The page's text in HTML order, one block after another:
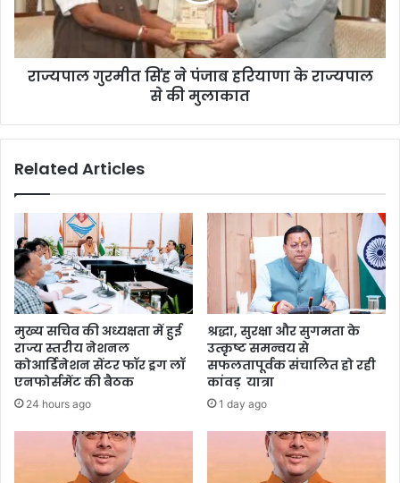
राज्यपाल गुरमीत सिंह ने पंजाब हरियाणा के राज्यपाल
से की मुलाकात
Related Articles
मुख्य सचिव की अध्यक्षता में हुई
राज्य स्तरीय नेशनल
कोआर्डिनेशन सेंटर फॉर ड्रग लॉ
एनफोर्समेंट की बैठक
24 hours ago
श्रद्धा, सुरक्षा और सुगमता के
उत्कृष्ट समन्वय से
सफलतापूर्वक संचालित हो रही
कांवड़ यात्रा
1 day ago